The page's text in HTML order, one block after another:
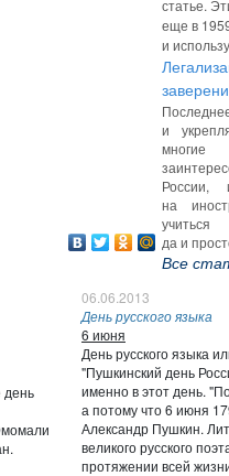
статье.
еще в
и
и
на
да и
Все
день
06.06.2013
День русского языка
6 июня
День русского языка
"Пушкинский день
именно в этот день.
а потому что 6 июня
Александр Пушкин.
великого русского
протяжении всей